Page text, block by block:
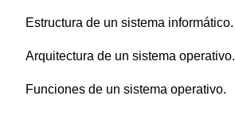
Estructura de un sistema informático.
Arquitectura de un sistema operativo.
Funciones de un sistema operativo.